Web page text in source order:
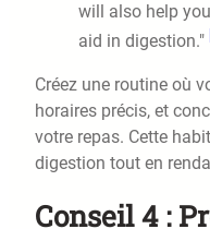
will also help
aid in digestion."
Créez une routine où
horaires précis, et
votre repas. Cette
digestion tout en
Conseil 4 :